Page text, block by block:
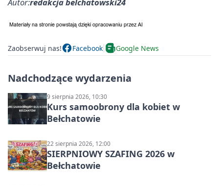
Autor:redakcja belchatowski24
Zaobserwuj nas! Facebook Google News
Nadchodzące wydarzenia
9 sierpnia 2026, 10:30
Kurs samoobrony dla kobiet w
Bełchatowie
22 sierpnia 2026, 12:00
SIERPNIOWY SZAFING 2026 w
Bełchatowie